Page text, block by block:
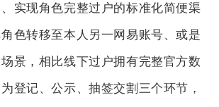
实现角色完整过户的标准化简便渠
色转移至本人另一网易账号、或是
景，相比线下过户拥有完整官方数
登记、公示、抽签交割三个环节，